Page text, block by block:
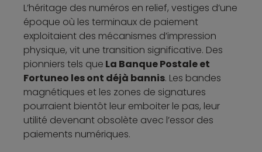
L’héritage des numéros en relief, vestiges d’une
époque où les terminaux de paiement
exploitaient des mécanismes d’impression
physique, vit une transition significative. Des
pionniers tels que La Banque Postale et
Fortuneo les ont déjà bannis. Les bandes
magnétiques et les zones de signatures
pourraient bientôt leur emboiter le pas, leur
utilité devenant obsolète avec l’essor des
paiements numériques.